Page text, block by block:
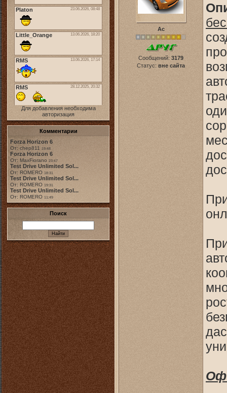
Для добавления необходима
авторизация
Комментарии
Forza Horizon 6
От: chep811 19:48
Forza Horizon 6
От: MaxFiorano 23:47
Test Drive Unlimited Sol...
От: ROMERO 18:31
Test Drive Unlimited Sol...
От: ROMERO 19:31
Test Drive Unlimited Sol...
От: ROMERO 11:49
Поиск
Ас
Сообщений: 3179
Статус: вне сайта